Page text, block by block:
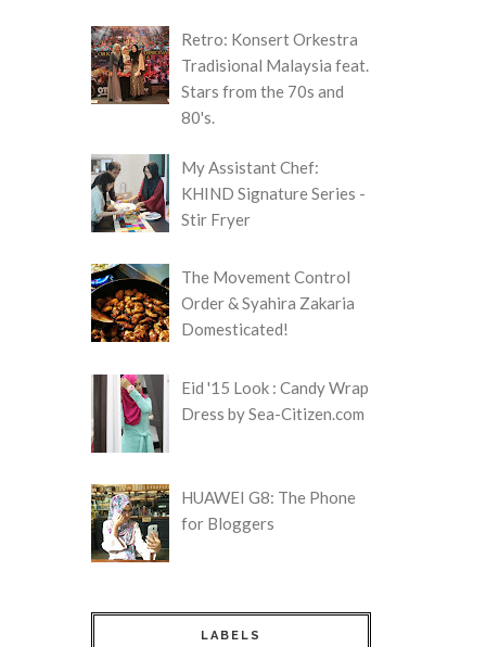
Retro: Konsert Orkestra
Tradisional Malaysia feat.
Stars from the 70s and
80's.
My Assistant Chef:
KHIND Signature Series -
Stir Fryer
The Movement Control
Order & Syahira Zakaria
Domesticated!
Eid '15 Look : Candy Wrap
Dress by Sea-Citizen.com
HUAWEI G8: The Phone
for Bloggers
LABELS